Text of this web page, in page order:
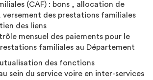
(CAF) : bons , allocation de
des prestations familiales
des liens
mensuel des paiements pour le
familiales au Département
des fonctions
sein du service voire en inter-services